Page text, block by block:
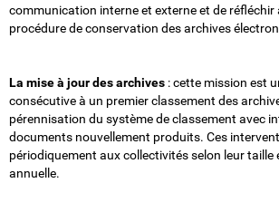
communication interne et externe et de réfléchir
procédure de conservation des archives
La mise à jour des archives : cette mission est
consécutive à un premier classement des
pérennisation du système de classement avec
documents nouvellement produits. Ces
périodiquement aux collectivités selon leur taille
annuelle.